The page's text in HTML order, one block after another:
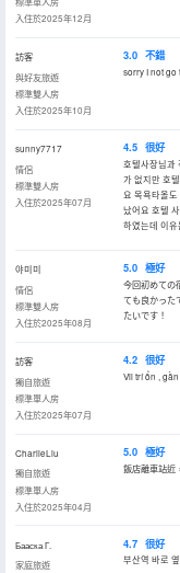
入住於2025年12月
訪客
與好友旅遊
標準雙人房
入住於2025年10月
3.0 不錯
sorry I not go
sunny7717
情侶
標準雙人房
入住於2025年07月
4.5 很好
호텔사장님과
가 없지만 호
요 목욕타올
났어요 호텔
하였는데 이
야미미
情侶
標準雙人房
入住於2025年08月
5.0 極好
今回初めての
ても良かった
たいです！
訪客
獨自旅遊
標準單人房
入住於2025年07月
4.2 很好
Vii trí ổn ,
CharlieLiu
獨自旅遊
標準單人房
入住於2025年04月
5.0 極好
飯店離車站近
Бааска Г.
家庭旅遊
4.7 很好
부산역 바로